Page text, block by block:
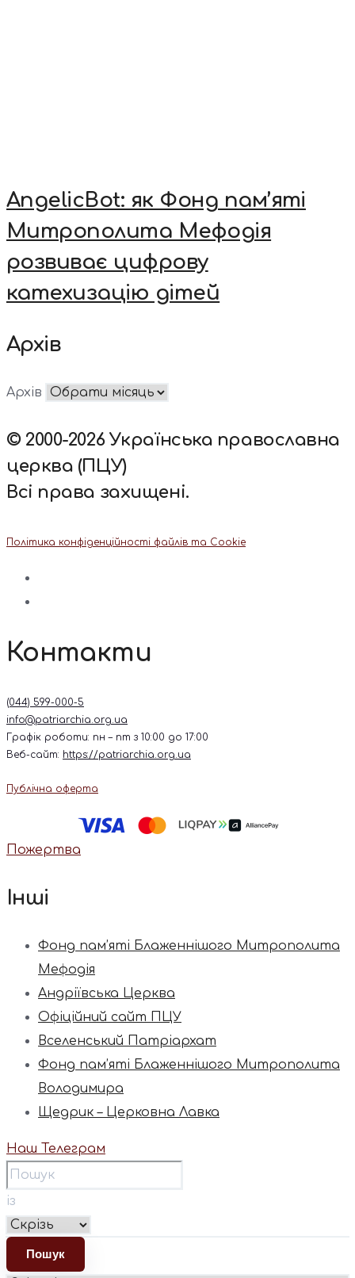
AngelicBot: як Фонд пам’яті
Митрополита Мефодія
розвиває цифрову
катехизацію дітей
Архів
Архів
© 2000-2026 Українська православна
церква (ПЦУ)
Всі права захищені.
Політика конфіденційності файлів та Cookie
Контакти
(044) 599-000-5
info@patriarchia.org.ua
Графік роботи: пн – пт з 10:00 до 17:00
Веб-сайт: https://patriarchia.org.ua
Публічна оферта
Пожертва
Інші
Фонд пам’яті Блаженнішого Митрополита
Мефодія
Андріївська Церква
Офіційний сайт ПЦУ
Вселенський Патріархат
Фонд пам’яті Блаженнішого Митрополита
Володимира
Щедрик – Церковна Лавка
Наш Телеграм
із